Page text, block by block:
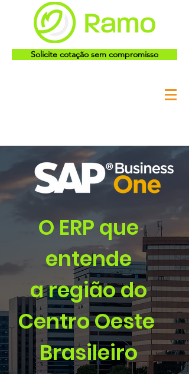
Solicite cotação sem compromisso
O ERP que
entende
a região do
Centro Oeste
Brasileiro